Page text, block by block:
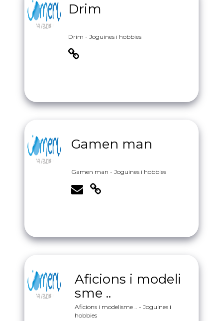
Drim
Drim - Joguines i hobbies
Gamen man
Gamen man - Joguines i hobbies
Aficions i modeli
sme ..
Aficions i modelisme .. - Joguines i
hobbies